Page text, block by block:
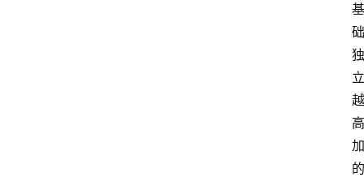
基
础
独
立
越
高
加
的